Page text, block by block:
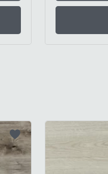
Добавить
в
список